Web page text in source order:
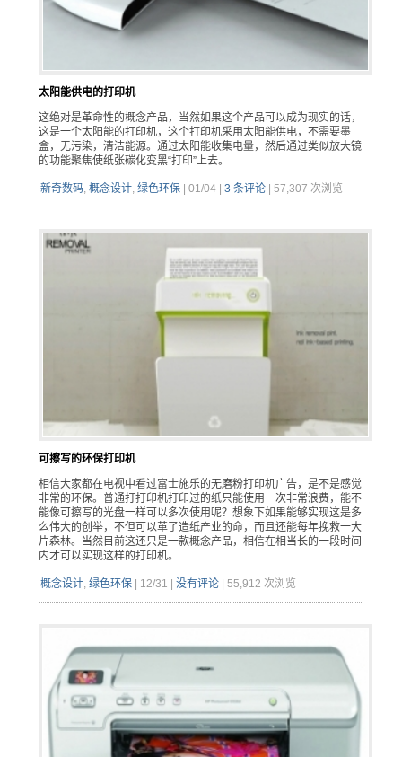
太阳能供电的打印机
这绝对是革命性的概念产品，当然如果这个产品可以成为现实的话，
这是一个太阳能的打印机，这个打印机采用太阳能供电，不需要墨
盒，无污染，清洁能源。通过太阳能收集电量，然后通过类似放大镜
的功能聚焦使纸张碳化变黑“打印”上去。
新奇数码, 概念设计, 绿色环保| 01/04| 3 条评论| 57,307 次浏览
可擦写的环保打印机
相信大家都在电视中看过富士施乐的无磨粉打印机广告，是不是感觉
非常的环保。普通打打印机打印过的纸只能使用一次非常浪费，能不
能像可擦写的光盘一样可以多次使用呢？想象下如果能够实现这是多
么伟大的创举，不但可以革了造纸产业的命，而且还能每年挽救一大
片森林。当然目前这还只是一款概念产品，相信在相当长的一段时间
内才可以实现这样的打印机。
概念设计, 绿色环保| 12/31 | 没有评论| 55,912 次浏览